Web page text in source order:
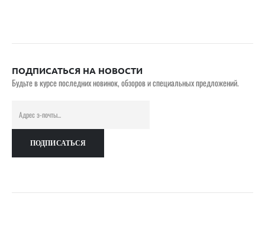
ПОДПИСАТЬСЯ НА НОВОСТИ
Будьте в курсе последних новинок, обзоров и специальных предложений.